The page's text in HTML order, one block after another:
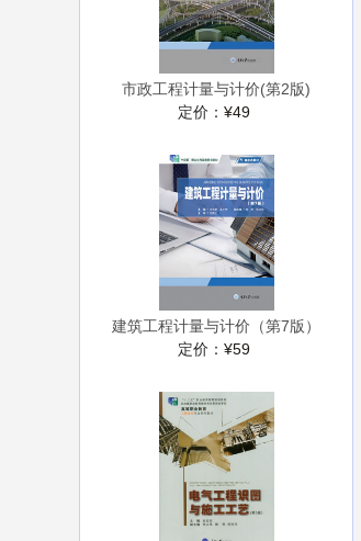
市政工程计量与计价(第2版)
定价： ¥49
建筑工程计量与计价（第7版）
定价： ¥59